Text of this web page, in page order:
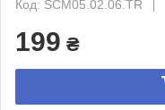
Код: SCM05.02.06.TR
199 ₴